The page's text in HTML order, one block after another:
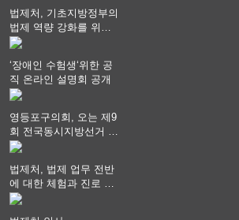
법제처, 기초지방정부의
법제 역량 강화를 위한
전라권 현장설명회 개최
‘장애인 수험생‘위한 공
직 온라인 설명회 공개
영등포구의회, 오는 제9
회 전국동시지방선거 ‧
"공직사회는 어느 때보
자세를 지켜야 할 것"
법제처, 법제 업무 전반
에 대한 체험과 진로 상
담 기회 제공